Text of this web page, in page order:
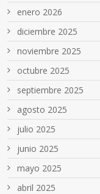
enero 2026
diciembre 2025
noviembre 2025
octubre 2025
septiembre 2025
agosto 2025
julio 2025
junio 2025
mayo 2025
abril 2025